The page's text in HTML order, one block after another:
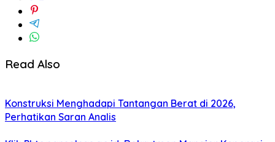
Read Also
Konstruksi Menghadapi Tantangan Berat di 2026,
Perhatikan Saran Analis